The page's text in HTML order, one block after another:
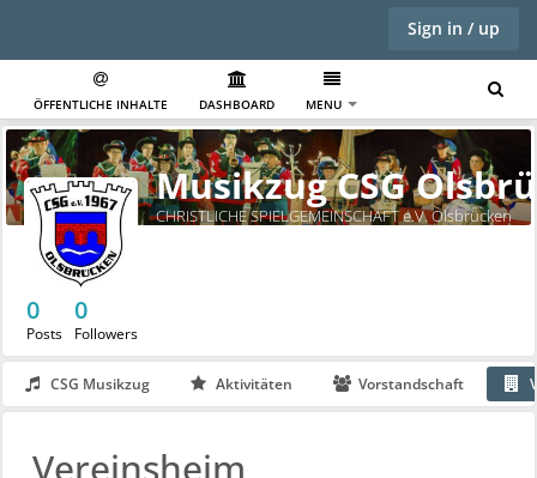
Sign in / up
ÖFFENTLICHE INHALTE DASHBOARD MENU
Musikzug CSG
CHRISTLICHE SPIELGEMEINSCHAFT e.V. Olsbrücken
0
Posts
0
Followers
CSG Musikzug Aktivitäten Vorstandschaft
Vereinsheim